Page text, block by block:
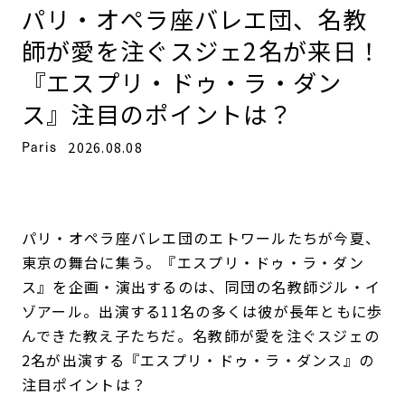
パリ・オペラ座バレエ団、名教
師が愛を注ぐスジェ2名が来日！
『エスプリ・ドゥ・ラ・ダン
ス』注目のポイントは？
Paris 2026.08.08
パリ・オペラ座バレエ団のエトワールたちが今夏、
東京の舞台に集う。『エスプリ・ドゥ・ラ・ダン
ス』を企画・演出するのは、同団の名教師ジル・イ
ゾアール。出演する11名の多くは彼が長年ともに歩
んできた教え子たちだ。名教師が愛を注ぐスジェの
2名が出演する『エスプリ・ドゥ・ラ・ダンス』の
注目ポイントは？